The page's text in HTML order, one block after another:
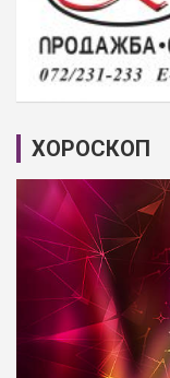
ХОРОСКОП